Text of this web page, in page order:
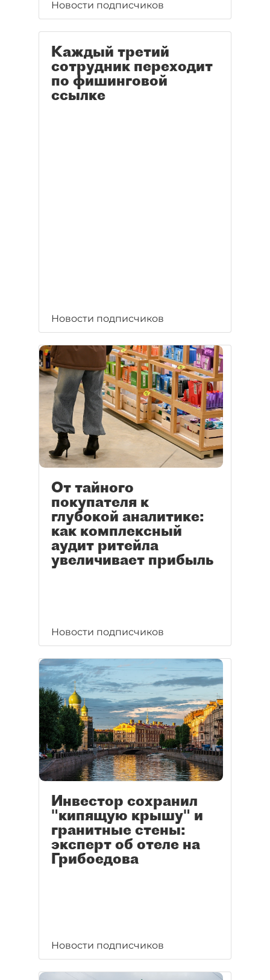
Новости подписчиков
Каждый третий
сотрудник переходит
по фишинговой
ссылке
Новости подписчиков
От тайного
покупателя к
глубокой аналитике:
как комплексный
аудит ритейла
увеличивает прибыль
Новости подписчиков
Инвестор сохранил
"кипящую крышу" и
гранитные стены:
эксперт об отеле на
Грибоедова
Новости подписчиков